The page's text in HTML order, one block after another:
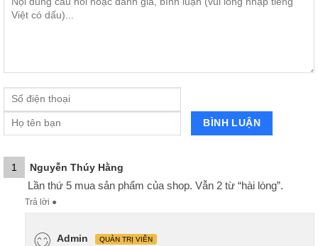
1 Nguyễn Thúy Hằng
Lần thứ 5 mua sản phẩm của shop. Vẫn 2 từ “hài lòng”.
Trả lời ●
Admin QUẢN TRỊ VIÊN